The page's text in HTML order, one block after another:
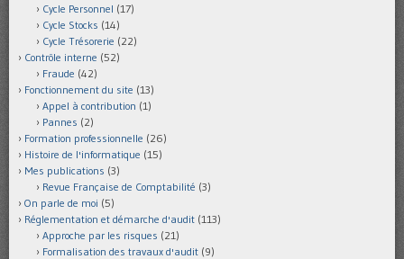
Cycle Personnel (17)
Cycle Stocks (14)
Cycle Trésorerie (22)
Contrôle interne (52)
Fraude (42)
Fonctionnement du site (13)
Appel à contribution (1)
Pannes (2)
Formation professionnelle (26)
Histoire de l'informatique (15)
Mes publications (3)
Revue Française de Comptabilité (3)
On parle de moi (5)
Réglementation et démarche d'audit (113)
Approche par les risques (21)
Formalisation des travaux d'audit (9)